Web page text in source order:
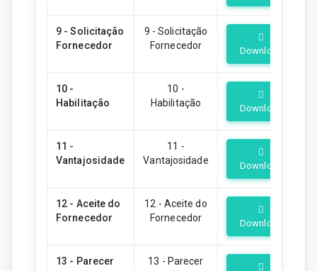
9 - Solicitação
Fornecedor
9 - Solicitação
Fornecedor
Download
10 -
Habilitação
10 -
Habilitação
Download
11 -
Vantajosidade
11 -
Vantajosidade
Download
12 - Aceite do
Fornecedor
12 - Aceite do
Fornecedor
Download
13 - Parecer
13 - Parecer